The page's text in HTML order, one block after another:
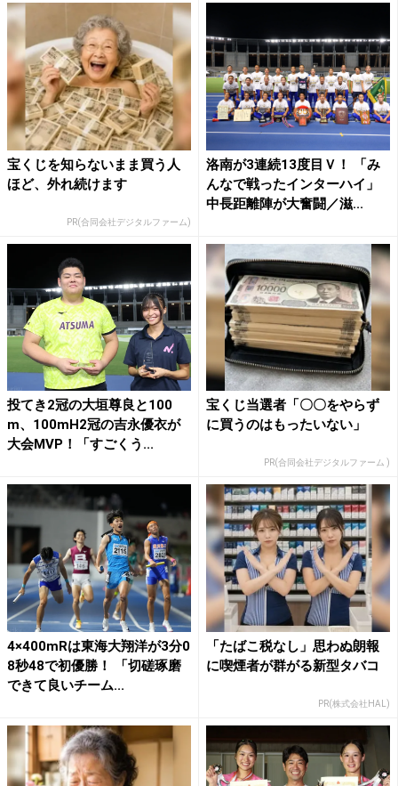
宝くじを知らないまま買う人
ほど、外れ続けます
PR(合同会社デジタルファーム)
洛南が3連続13度目Ｖ！ 「み
んなで戦ったインターハイ」
中長距離陣が大奮闘／滋...
投てき2冠の大垣尊良と100
m、100mH2冠の吉永優衣が
大会MVP！「すごくう...
宝くじ当選者「〇〇をやらず
に買うのはもったいない」
PR(合同会社デジタルファーム )
4×400mRは東海大翔洋が3分0
8秒48で初優勝！ 「切磋琢磨
できて良いチーム...
「たばこ税なし」思わぬ朗報
に喫煙者が群がる新型タバコ
PR(株式会社HAL)